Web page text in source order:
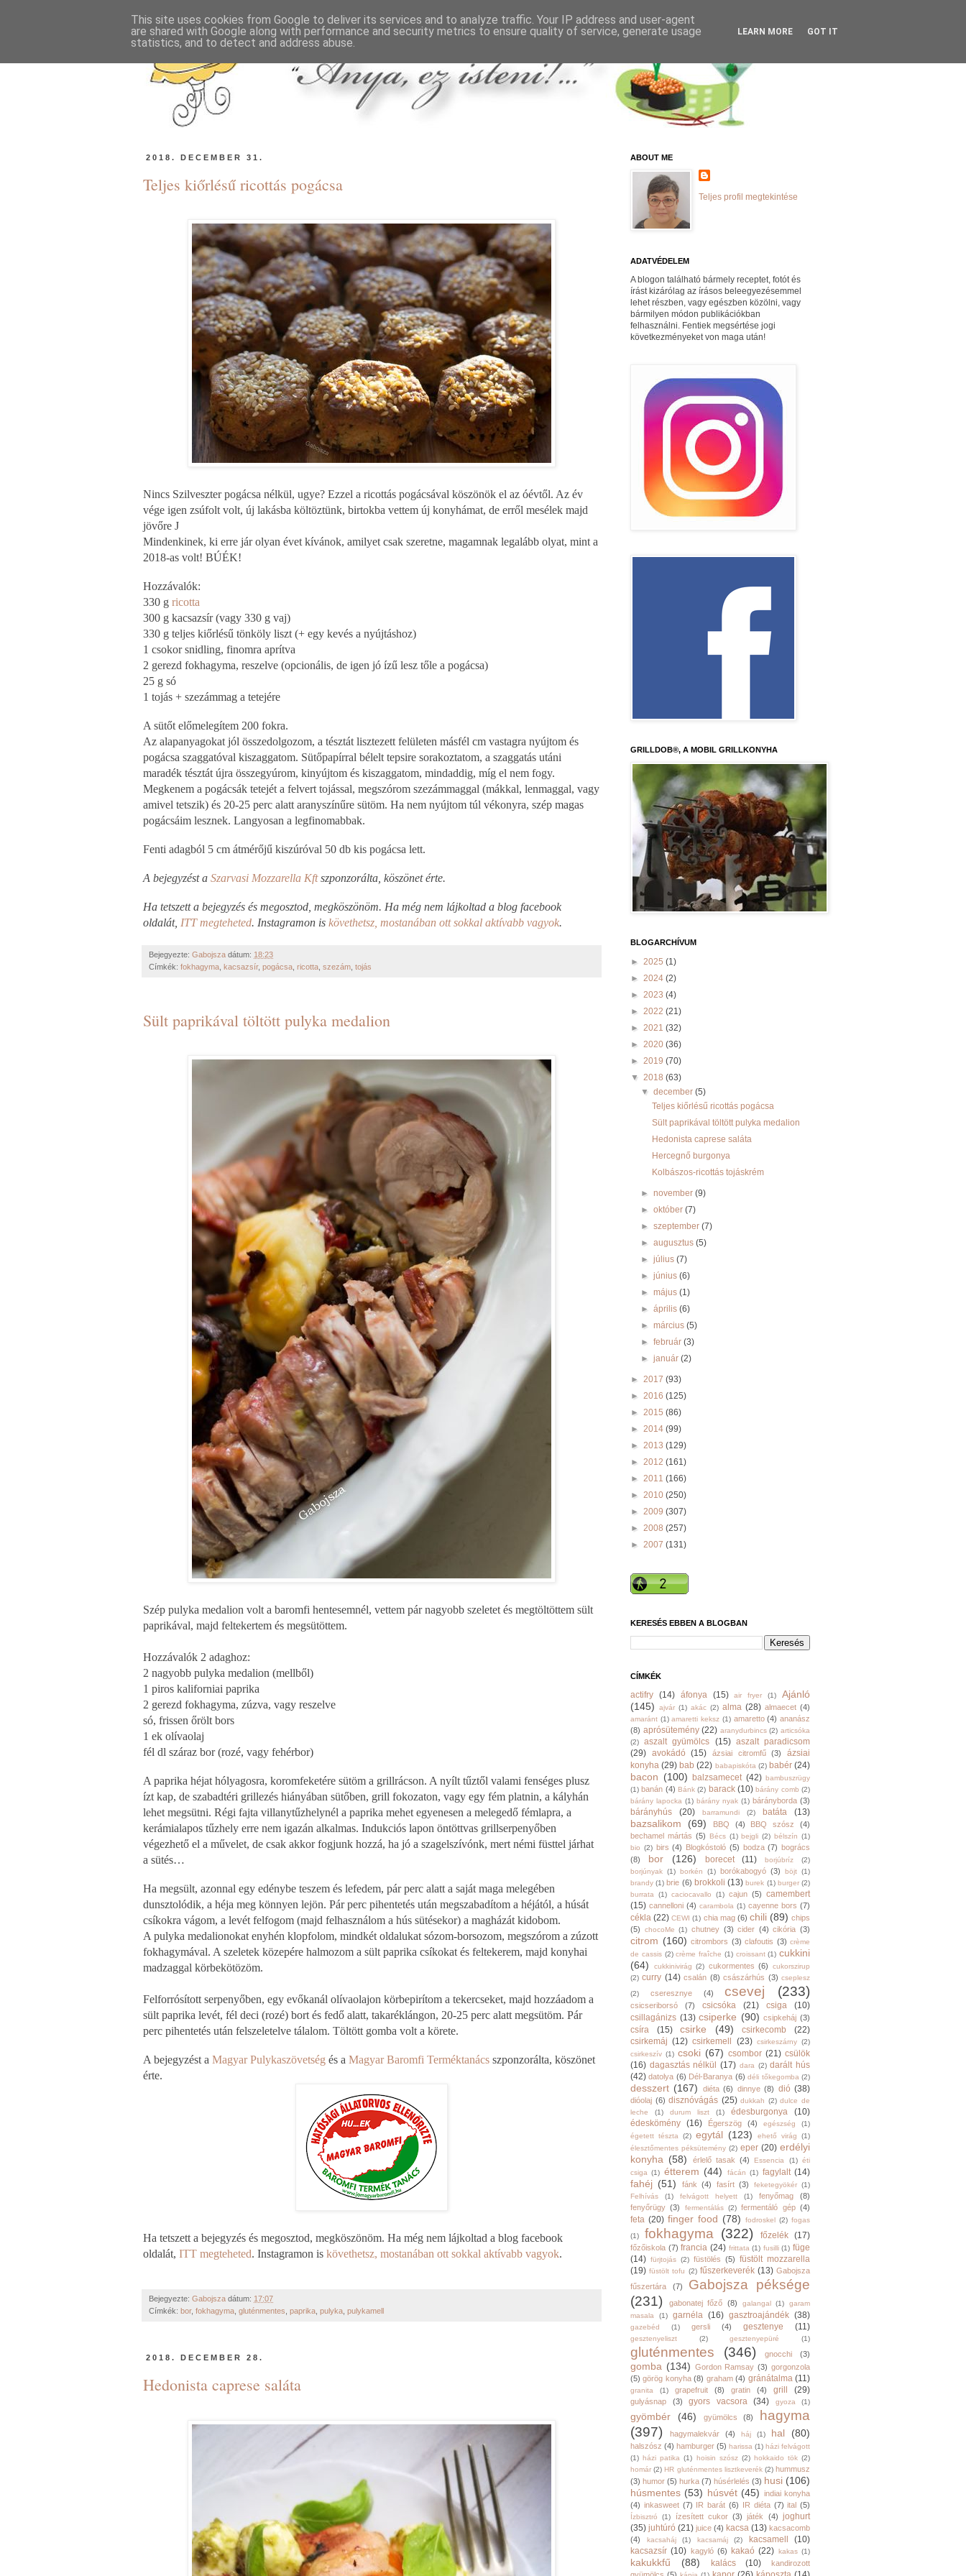
2018. DECEMBER 31.
Teljes kiőrlésű ricottás pogácsa
Nincs Szilveszter pogácsa nélkül, ugye? Ezzel a ricottás pogácsával köszönök el az óévtől. Az év
vége igen zsúfolt volt, új lakásba költöztünk, birtokba vettem új konyhámat, de erről mesélek majd
jövőre J
Mindenkinek, ki erre jár olyan évet kívánok, amilyet csak szeretne, magamnak legalább olyat, mint a
2018-as volt! BÚÉK!
Hozzávalók:
330 g ricotta
300 g kacsazsír (vagy 330 g vaj)
330 g teljes kiőrlésű tönköly liszt (+ egy kevés a nyújtáshoz)
1 csokor snidling, finomra aprítva
2 gerezd fokhagyma, reszelve (opcionális, de igen jó ízű lesz tőle a pogácsa)
25 g só
1 tojás + szezámmag a tetejére
A sütőt előmelegítem 200 fokra.
Az alapanyagokat jól összedolgozom, a tésztát lisztezett felületen másfél cm vastagra nyújtom és
pogácsa szaggatóval kiszaggatom. Sütőpapírral bélelt tepsire sorakoztatom, a szaggatás utáni
maradék tésztát újra összegyúrom, kinyújtom és kiszaggatom, mindaddig, míg el nem fogy.
Megkenem a pogácsák tetejét a felvert tojással, megszórom szezámmaggal (mákkal, lenmaggal, vagy
amivel tetszik) és 20-25 perc alatt aranyszínűre sütöm. Ha nem nyújtom túl vékonyra, szép magas
pogácsáim lesznek. Langyosan a legfinomabbak.
Fenti adagból 5 cm átmérőjű kiszúróval 50 db kis pogácsa lett.
A bejegyzést a Szarvasi Mozzarella Kftszponzorálta, köszönet érte.
Ha tetszett a bejegyzés és megosztod, megköszönöm. Ha még nem lájkoltad a blog facebook
oldalát, ITT megteheted. Instagramon is követhetsz, mostanában ott sokkal aktívabb vagyok.
Bejegyezte: Gabojsza dátum: 18:23
Címkék: fokhagyma kacsazsír, pogácsa ricotta szezám tojás
Sült paprikával töltött pulyka medalion
Szép pulyka medalion volt a baromfi hentesemnél, vettem pár nagyobb szeletet és megtöltöttem sült
paprikával, majd feltekertem és megsütöttem.
Hozzávalók 2 adaghoz:
2 nagyobb pulyka medalion (mellből)
1 piros kaliforniai paprika
2 gerezd fokhagyma, zúzva, vagy reszelve
só, frissen őrölt bors
1 ek olívaolaj
fél dl száraz bor (rozé, vagy fehérbor)
A paprika héjat hólyagosra, koromfeketére sütöm a grillrácson. A nyílt tűztől valami fenséges plusz
ízt kap, de szabadtéri grillezés hiányában sütőben, grill fokozaton, vagy egy fém platnin, a kályhán
lehet megsütni. Régi fajta villanytűzhelynél a paprika mehet egyenesen a melegedő fémlapra, a
kerámialapos tűzhely erre nem igazán alkalmas. Indukciós lapon öntöttvas grillserpenyőben
végezhető el a művelet, de csak akkor fogjunk hozzá, ha jó a szagelszívónk, mert némi füsttel járhat
a sütés…
Ha megsült, azonnal egy edénybe teszem és lefedem, pár perc alatt a saját maga melegében
dunsztolódik, a héja meg könnyen lejön. Pár perc pihentetés után megszabadítom a héjától, a húsát
csíkokra vágom, a levét felfogom (majd felhasználom a hús sütésekor) a magházát kidobom.
A pulyka medalionokat enyhén klopfolom, mindkét oldalukat sózom-borsozom, megszórom a zúzott
fokhagymával. A szeletek közepére halmozom a sült paprika csíkokat és feltekerem, majd konyhai
madzaggal körbekötözöm.
Felforrósított serpenyőben, egy evőkanál olívaolajon körbepirítom a tekercseket, majd hozzáadom a
sült paprika levét, fél deci (rozé) bort és fedő alatt, takaréklángon, 20-25 perc alatt megsütöm. Pár
perc pihentetés után felszeletelve tálalom. Töltött gomba volt a körete.
A bejegyzést a Magyar Pulykaszövetség és a Magyar Baromfi Terméktanács szponzorálta, köszönet
érte.
Ha tetszett a bejegyzés és megosztod, megköszönöm. Ha még nem lájkoltad a blog facebook
oldalát, ITT megteheted. Instagramon is követhetsz, mostanában ott sokkal aktívabb vagyok.
Bejegyezte: Gabojsza dátum: 17:07
Címkék: bor, fokhagyma gluténmentes paprika pulyka pulykamell
2018. DECEMBER 28.
Hedonista caprese saláta
ABOUT ME
Teljes profil megtekintése
ADATVÉDELEM
A blogon található bármely receptet, fotót és
írást kizárólag az írásos beleegyezésemmel
lehet részben, vagy egészben közölni, vagy
bármilyen módon publikációkban
felhasználni. Fentiek megsértése jogi
következményeket von maga után!
GRILLDOB®, A MOBIL GRILLKONYHA
BLOGARCHÍVUM
► 2025 (1)
► 2024 (2)
► 2023 (4)
► 2022 (21)
► 2021 (32)
► 2020 (36)
► 2019 (70)
▼ 2018 (63)
▼december(5)
Teljes kiőrlésű ricottás pogácsa
Sült paprikával töltött pulyka medalion
Hedonista caprese saláta
Hercegnő burgonya
Kolbászos-ricottás tojáskrém
►november(9)
►október(7)
►szeptember(7)
►augusztus(5)
►július(7)
►június(6)
►május(1)
►április(6)
►március(5)
►február(3)
►január(2)
► 2017 (93)
► 2016 (125)
► 2015 (86)
► 2014 (99)
► 2013 (129)
► 2012 (161)
► 2011 (166)
► 2010 (250)
► 2009 (307)
► 2008 (257)
► 2007 (131)
KERESÉS EBBEN A BLOGBAN
CÍMKÉK
actifry (14) áfonya (15) air fryer (1)
Ajánló
(145)
ajvár (1) akác (2) alma (28) almaecet (4)
amaránt (1) amaretti keksz (1) amaretto (4) ananász
(8) aprósütemény (22) aranydurbincs (2) articsóka
(2)
aszalt gyümölcs (15) aszalt paradicsom
(29) avokádó (15) ázsiai citromfű (3)
ázsiai
konyha (29) bab (22) babapiskóta (2) babér (24)
bacon (100) balzsamecet (42) bambuszrügy
(1) banán (4) Bánk (2) barack (10) bárány comb (2)
bárány lapocka (1) bárány nyak (1) bárányborda (3)
bárányhús (20) barramundi (2) batáta (13)
bazsalikom (69) BBQ (4) BBQ szósz
(4)
bechamel mártás (5) Bécs (1) bejgli (2) bélszín (1)
bio (2) birs (4) Blogkóstoló (5) bodza (7) bogrács
(8)
bor (126) borecet (11) borjúbríz
(2)
borjúnyak (1) borkén (1) borókabogyó (3) böjt (1)
brandy (1) brie (6) brokkoli (13) burek (1) burger (2)
burrata
(1) caciocavallo (1) cajun (5) camembert
(15) cannelloni (4) carambola (1) cayenne bors (7)
cékla (22) CEWI (1) chia mag (6) chili (89) chips
(5)
chocoMe (1) chutney (3) cider (4) cikória (3)
citrom (160) citrombors (3) clafoutis (3) crème
de cassis (2) crème fraîche (1) croissant (1) cukkini
(64)
cukkinivirág (2) cukormentes (6)
cukorszirup
(2) curry (14) csalán (8) császárhús (3) cseplesz
(2)
cseresznye (4) csevej (233)
csicseriborsó (7) csicsóka (21) csiga
(10)
csillagánizs (13) csiperke (90) csipkeháj (3)
csíra (15) csirke (49) csirkecomb
(22)
csirkemáj (12) csirkemell (23) csirkeszárny (2)
csirkeszív (1) csoki (67) csombor (21) csülök
(16) dagasztás nélkül (17) dara (2) darált hús
(42) datolya (6) Dél-Baranya (6) déli tőkegomba (2)
desszert (167) diéta (6) dinnye (8) dió (38)
dióolaj (6) disznóvágás (25) dukkah (2) dulce de
leche
(1) durum liszt (1) édesburgonya
(10)
édeskömény (16) Égerszög (4) egészség
(1)
égetett tészta
(2) egytál (123) ehető virág
(1)
élesztőmentes péksütemény (2) eper (20) erdélyi
konyha (58) érlelő tasak (4) Essencia (1) éti
csiga (1) étterem (44) fácán (1) fagylalt (14)
fahéj (51) fánk (4) fasírt (3) feketegyökér (1)
Felhívás
(1) felvágott helyett (1) fenyőmag
(8)
fenyőrügy (3) fermentálás (2) fermentáló gép (4)
feta (20) finger food (78) fodroskel (2) fogas
(1)
fokhagyma (322) főzelék (17)
főzőiskola (7) francia (24) frittata (1) fusilli (1) füge
(14) fürjtojás (2) füstölés (5) füstölt mozzarella
(19) füstölt tofu (2) fűszerkeverék (13) Gabojsza
fűszertára
(7)
Gabojsza péksége
(231)
gabonatej főző (8) galangal (1)
garam
masala
(1) garnéla (16) gasztroajándék (38)
gazebéd (1) gersli (4) gesztenye (11)
gesztenyeliszt (2) gesztenyepüré (1)
gluténmentes (346) gnocchi (3)
gomba (134) Gordon Ramsay (3) gorgonzola
(5) görög konyha (8) graham (4) gránátalma (11)
granita (1) grapefruit (8) gratin (4) grill (29)
gulyásnap (3) gyors vacsora (34) gyoza (1)
gyömbér (46) gyümölcs (8)
hagyma
(397)
hagymalekvár (4) háj (1) hal (80)
halszósz (4) hamburger (5) harissa (1) házi felvágott
(1) házi patika (1) hoisin szósz (2) hokkaido tök (2)
homár (2) HR gluténmentes lisztkeverék (2) hummusz
(3) humor (5) hurka (7) húsérlelés (3) husi (106)
húsmentes (53) húsvét (45) indiai konyha
(4) inkasweet (7) IR barát (6) IR diéta (7) ital (5)
Ízbisztró (1) ízesített cukor (3) játék (4) joghurt
(35) juhtúró (21) juice (4) kacsa (13) kacsacomb
(4)
kacsaháj (1) kacsamáj (2) kacsamell
(10)
kacsazsír (10) kagyló (6) kakaó (22) kakas (1)
kakukkfű (88) kalács (10)
kandirozott
This site uses cookies from Google to deliver its services and to analyze traffic. Your IP address and user-agent
are shared with Google along with performance and security metrics to ensure quality of service, generate usage
statistics, and to detect and address abuse.
LEARN MORE GOT IT